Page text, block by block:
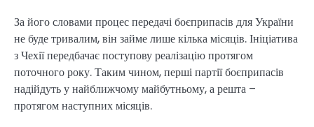
За його словами процес передачі боєприпасів для України
не буде тривалим, він займе лише кілька місяців. Ініціатива
з Чехії передбачає поступову реалізацію протягом
поточного року. Таким чином, перші партії боєприпасів
надійдуть у найближчому майбутньому, а решта –
протягом наступних місяців.